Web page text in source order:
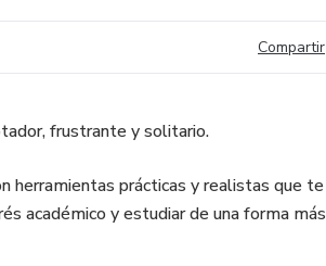
Compartir
frustrante y solitario.
herramientas prácticas y realistas que te
académico y estudiar de una forma más